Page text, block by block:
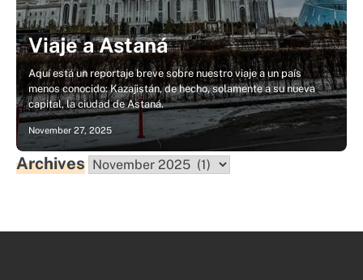
Viaje a Astaná
Aquí está un reportaje breve sobre nuestro viaje a un país
menos conocido: Kazajistán, de hecho, solamente a su nueva
capital, la ciudad de Astaná.
November 27, 2025
Archives Archives